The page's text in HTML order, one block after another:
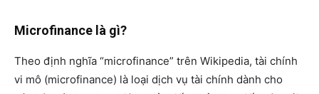
Microfinance là gì?
Theo định nghĩa “microfinance” trên Wikipedia, tài chính
vi mô (microfinance) là loại dịch vụ tài chính dành cho